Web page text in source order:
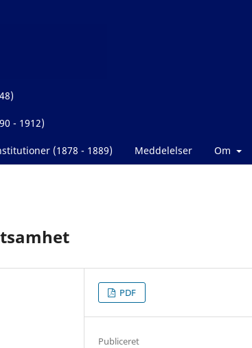
- 1912)
(1878 - 1889) Meddelelser Om
PDF
Publiceret